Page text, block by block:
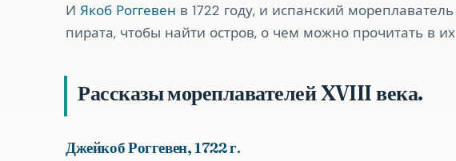
И Якоб Роггевен в 1722 году, и испанский мореплаватель
пирата, чтобы найти остров, о чем можно прочитать в их
Рассказы мореплавателей XVIII века.
Джейкоб Роггевен, 1722 г.